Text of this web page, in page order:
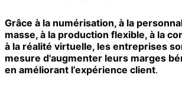
Grâce à la numérisation, à la
masse, à la production flexible, à la
à la réalité virtuelle, les entreprises
mesure d'augmenter leurs marges
en améliorant l’expérience client.